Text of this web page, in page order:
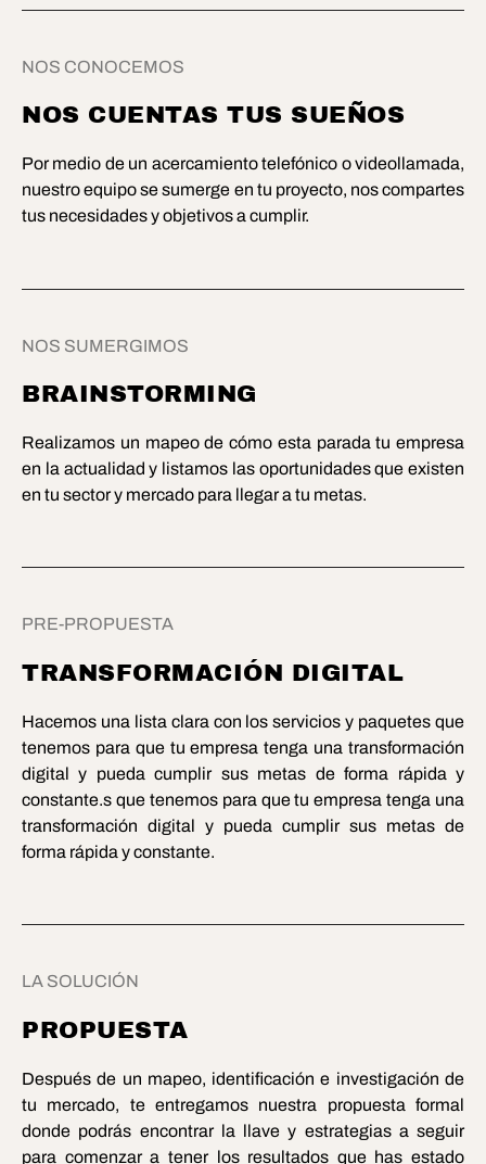
NOS CONOCEMOS
NOS CUENTAS TUS SUEÑOS
Por medio de un acercamiento telefónico o videollamada,
nuestro equipo se sumerge en tu proyecto, nos compartes
tus necesidades y objetivos a cumplir.
NOS SUMERGIMOS
BRAINSTORMING
Realizamos un mapeo de cómo esta parada tu empresa
en la actualidad y listamos las oportunidades que existen
en tu sector y mercado para llegar a tu metas.
PRE-PROPUESTA
TRANSFORMACIÓN DIGITAL
Hacemos una lista clara con los servicios y paquetes que
tenemos para que tu empresa tenga una transformación
digital y pueda cumplir sus metas de forma rápida y
constante.s que tenemos para que tu empresa tenga una
transformación digital y pueda cumplir sus metas de
forma rápida y constante.
LA SOLUCIÓN
PROPUESTA
Después de un mapeo, identificación e investigación de
tu mercado, te entregamos nuestra propuesta formal
donde podrás encontrar la llave y estrategias a seguir
para comenzar a tener los resultados que has estado